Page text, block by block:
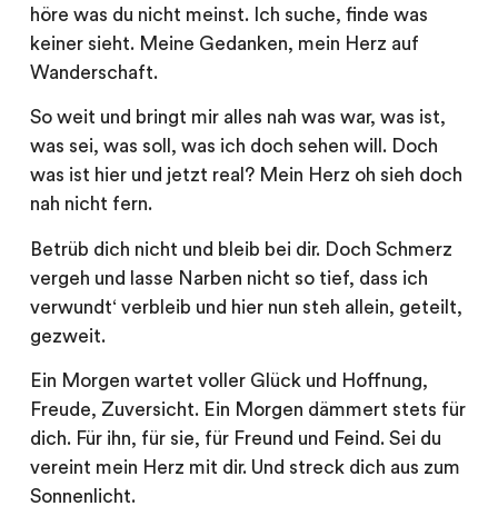
höre was du nicht meinst. Ich suche, finde was
keiner sieht. Meine Gedanken, mein Herz auf
Wanderschaft.
So weit und bringt mir alles nah was war, was ist,
was sei, was soll, was ich doch sehen will. Doch
was ist hier und jetzt real? Mein Herz oh sieh doch
nah nicht fern.
Betrüb dich nicht und bleib bei dir. Doch Schmerz
vergeh und lasse Narben nicht so tief, dass ich
verwundt‘ verbleib und hier nun steh allein, geteilt,
gezweit.
Ein Morgen wartet voller Glück und Hoffnung,
Freude, Zuversicht. Ein Morgen dämmert stets für
dich. Für ihn, für sie, für Freund und Feind. Sei du
vereint mein Herz mit dir. Und streck dich aus zum
Sonnenlicht.